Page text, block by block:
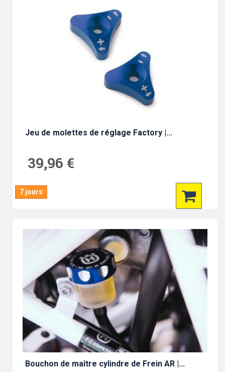
Jeu de molettes de réglage Factory |...
39,96 €
7 jours
Bouchon de maître cylindre de Frein AR |...